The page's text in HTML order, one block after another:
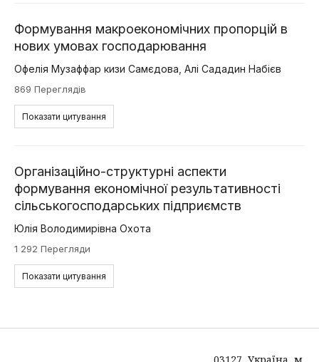
Формування макроекономічних пропорцій в
нових умовах господарювання
Офелія Музаффар кизи Самєдова Алі Сададин Набієв
869 Переглядів
Показати цитування
Організаційно-структурні аспекти
формування економічної результативності
сільськогосподарських підприємств
Юлія Володимирівна Охота
1 292 Перегляди
Показати цитування